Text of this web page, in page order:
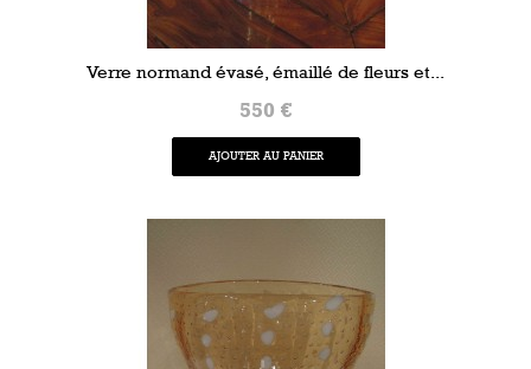
Verre normand évasé, émaillé de fleurs et...
550 €
AJOUTER AU PANIER